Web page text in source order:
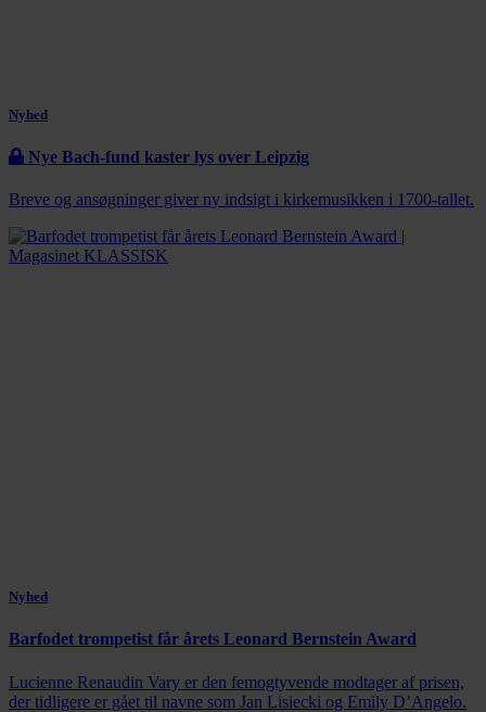
Nyhed
Nye Bach-fund kaster lys over Leipzig
Breve og ansøgninger giver ny indsigt i kirkemusikken i 1700-tallet.
Nyhed
Barfodet trompetist får årets Leonard Bernstein Award
Lucienne Renaudin Vary er den femogtyvende modtager af prisen,
der tidligere er gået til navne som Jan Lisiecki og Emily D’Angelo.